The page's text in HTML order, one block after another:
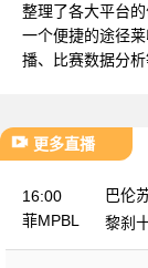
整理了各大平台
一个便捷的途径
播、比赛数据分析
更多直播
16:00
菲MPBL
巴伦
黎刹